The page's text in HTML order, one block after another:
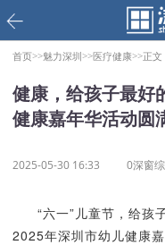
首页>>魅力深圳>>医疗健康>>正文
健康，给孩子最好
健康嘉年华活动圆
2025-05-30 16:33 0深窗
“六一”儿童节，给孩
2025年深圳市幼儿健康